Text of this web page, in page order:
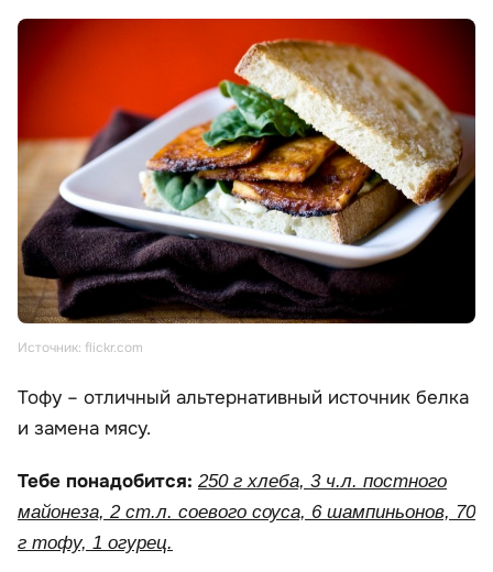
Источник: flickr.com
Тофу – отличный альтернативный источник белка
и замена мясу.
Тебе понадобится: 250 г хлеба, 3 ч.л. постного
майонеза, 2 ст.л. соевого соуса, 6 шампиньонов, 70
г тофу, 1 огурец.